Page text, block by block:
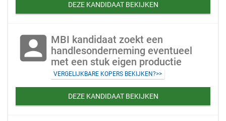
DEZE KANDIDAAT BEKIJKEN
account_box MBI kandidaat zoekt een
handlesonderneming eventueel
met een stuk eigen productie
VERGELIJKBARE KOPERS BEKIJKEN?>>
DEZE KANDIDAAT BEKIJKEN